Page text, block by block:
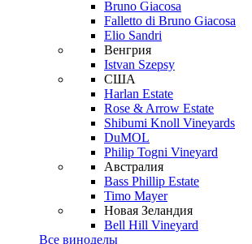
Bruno Giacosa
Falletto di Bruno Giacosa
Elio Sandri
Венгрия
Istvan Szepsy
США
Harlan Estate
Rose & Arrow Estate
Shibumi Knoll Vineyards
DuMOL
Philip Togni Vineyard
Австралия
Bass Phillip Estate
Timo Mayer
Новая Зеландия
Bell Hill Vineyard
Все виноделы